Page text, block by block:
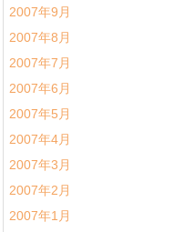
2007年9月
2007年8月
2007年7月
2007年6月
2007年5月
2007年4月
2007年3月
2007年2月
2007年1月